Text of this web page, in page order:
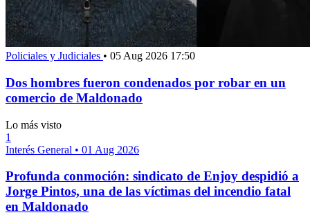
Policiales y Judiciales • 05 Aug 2026 17:50
Dos hombres fueron condenados por robar en un
comercio de Maldonado
Lo más visto
1
Interés General • 01 Aug 2026
Profunda conmoción: sindicato de Enjoy despidió a
Jorge Pintos, una de las víctimas del incendio fatal
en Maldonado